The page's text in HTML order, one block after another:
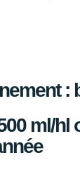
:
ml/hl